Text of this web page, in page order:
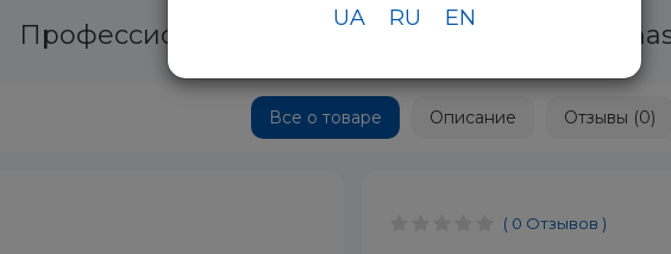
UA RU EN
Профессиональная микроволновая печь
Все о товаре Описание Отзывы (0)
( 0 Отзывов )